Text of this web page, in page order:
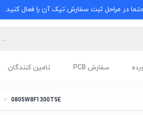
در مراحل ثبت سفارش تیک آن را فعال کنید.
سفارش PCB تامین کنندگان
0805W8F1300T5E